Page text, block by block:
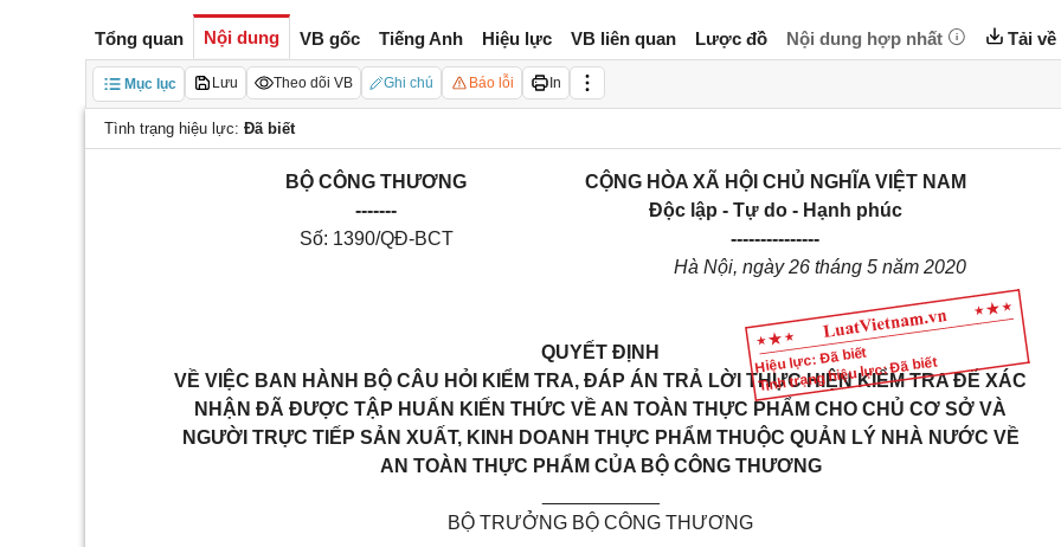
Tổng quan Nội dung VB gốc Tiếng Anh Hiệu lực VB liên quan Lược đồ Nội dung hợp nhất Tải về
Mục lục Lưu Theo dõi VB Ghi chú Báo lỗi In
Tình trạng hiệu lực: Đã biết
Hiệu lực: Đã biết
Tình trạng hiệu lực: Đã biết
BỘ CÔNG THƯƠNG
-------
Số: 1390/QĐ-BCT
CỘNG HÒA XÃ HỘI CHỦ NGHĨA VIỆT NAM
Độc lập - Tự do - Hạnh phúc
---------------
Hà Nội, ngày26 tháng 5 năm 2020
QUYẾT ĐỊNH
VỀ VIỆC BAN HÀNH BỘ CÂU HỎI KIỂM TRA, ĐÁP ÁN TRẢ LỜI THỰC HIỆN KIỂM TRA ĐỂ XÁC
NHẬN ĐÃ ĐƯỢC TẬP HUẤN KIẾN THỨC VỀ AN TOÀN THỰC PHẨM CHO CHỦ CƠ SỞ VÀ
NGƯỜI TRỰC TIẾP SẢN XUẤT, KINH DOANH THỰC PHẨM THUỘC QUẢN LÝ NHÀ NƯỚC VỀ
AN TOÀN THỰC PHẨM CỦA BỘ CÔNG THƯƠNG
BỘ TRƯỞNG BỘ CÔNG THƯƠNG